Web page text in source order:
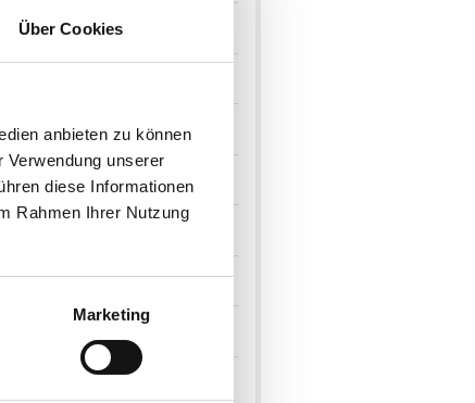
Über Cookies
anbieten zu können
unserer
diese Informationen
Rahmen Ihrer Nutzung
Marketing
Januar 2025
2024
2024
2024